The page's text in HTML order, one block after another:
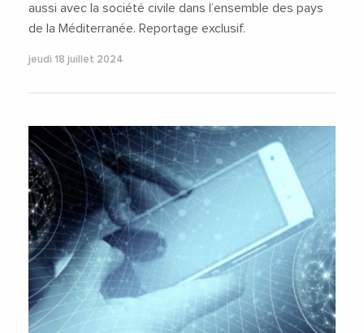
aussi avec la société civile dans l’ensemble des pays
de la Méditerranée. Reportage exclusif.
jeudi 18 juillet 2024